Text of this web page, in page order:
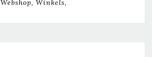
Webshop Winkels